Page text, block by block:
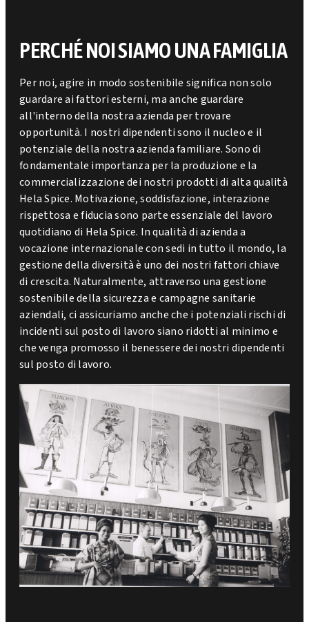
PERCHÉ NOI SIAMO UNA FAMIGLIA
Per noi, agire in modo sostenibile significa non solo
guardare ai fattori esterni, ma anche guardare
all'interno della nostra azienda per trovare
opportunità. I nostri dipendenti sono il nucleo e il
potenziale della nostra azienda familiare. Sono di
fondamentale importanza per la produzione e la
commercializzazione dei nostri prodotti di alta qualità
Hela Spice. Motivazione, soddisfazione, interazione
rispettosa e fiducia sono parte essenziale del lavoro
quotidiano di Hela Spice. In qualità di azienda a
vocazione internazionale con sedi in tutto il mondo, la
gestione della diversità è uno dei nostri fattori chiave
di crescita. Naturalmente, attraverso una gestione
sostenibile della sicurezza e campagne sanitarie
aziendali, ci assicuriamo anche che i potenziali rischi di
incidenti sul posto di lavoro siano ridotti al minimo e
che venga promosso il benessere dei nostri dipendenti
sul posto di lavoro.